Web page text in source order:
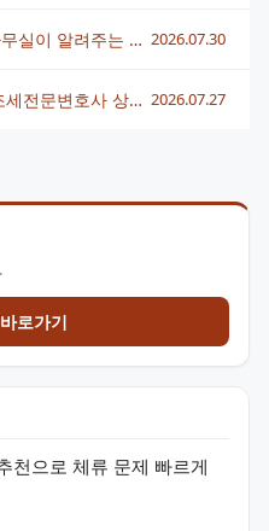
로가기
천으로 체류 문제 빠르게
유언장작성방법, 서초변호사사무실이 알려주는 핵심 정리 2026.07.30
농지양도세 감면 요건과 울산조세전문변호사 상담 전략 총정리 2026.07.27